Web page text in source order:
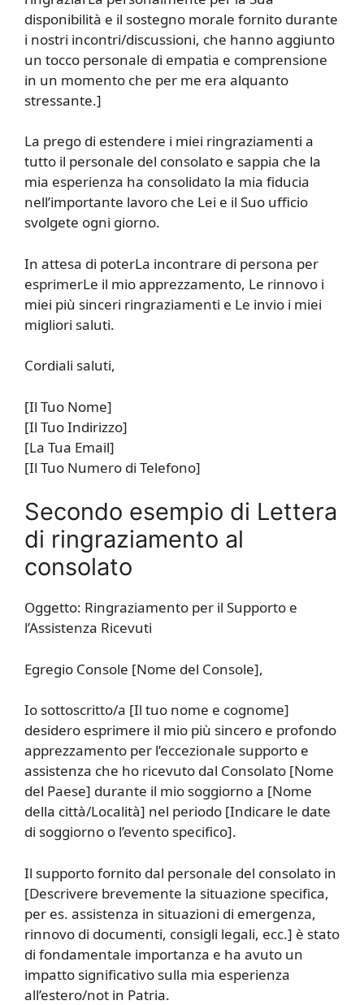
disponibilità e il sostegno morale fornito durante
i nostri incontri/discussioni, che hanno aggiunto
un tocco personale di empatia e comprensione
in un momento che per me era alquanto
stressante.]
La prego di estendere i miei ringraziamenti a
tutto il personale del consolato e sappia che la
mia esperienza ha consolidato la mia fiducia
nell’importante lavoro che Lei e il Suo ufficio
svolgete ogni giorno.
In attesa di poterLa incontrare di persona per
esprimerLe il mio apprezzamento, Le rinnovo i
miei più sinceri ringraziamenti e Le invio i miei
migliori saluti.
Cordiali saluti,
[Il Tuo Nome]
[Il Tuo Indirizzo]
[La Tua Email]
[Il Tuo Numero di Telefono]
Secondo esempio di Lettera
di ringraziamento al
consolato
Oggetto: Ringraziamento per il Supporto e
l’Assistenza Ricevuti
Egregio Console [Nome del Console],
Io sottoscritto/a [Il tuo nome e cognome]
desidero esprimere il mio più sincero e profondo
apprezzamento per l’eccezionale supporto e
assistenza che ho ricevuto dal Consolato [Nome
del Paese] durante il mio soggiorno a [Nome
della città/Località] nel periodo [Indicare le date
di soggiorno o l’evento specifico].
Il supporto fornito dal personale del consolato in
[Descrivere brevemente la situazione specifica,
per es. assistenza in situazioni di emergenza,
rinnovo di documenti, consigli legali, ecc.] è stato
di fondamentale importanza e ha avuto un
impatto significativo sulla mia esperienza
all’estero/not in Patria.